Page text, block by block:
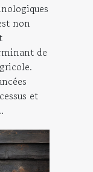
non
de
et